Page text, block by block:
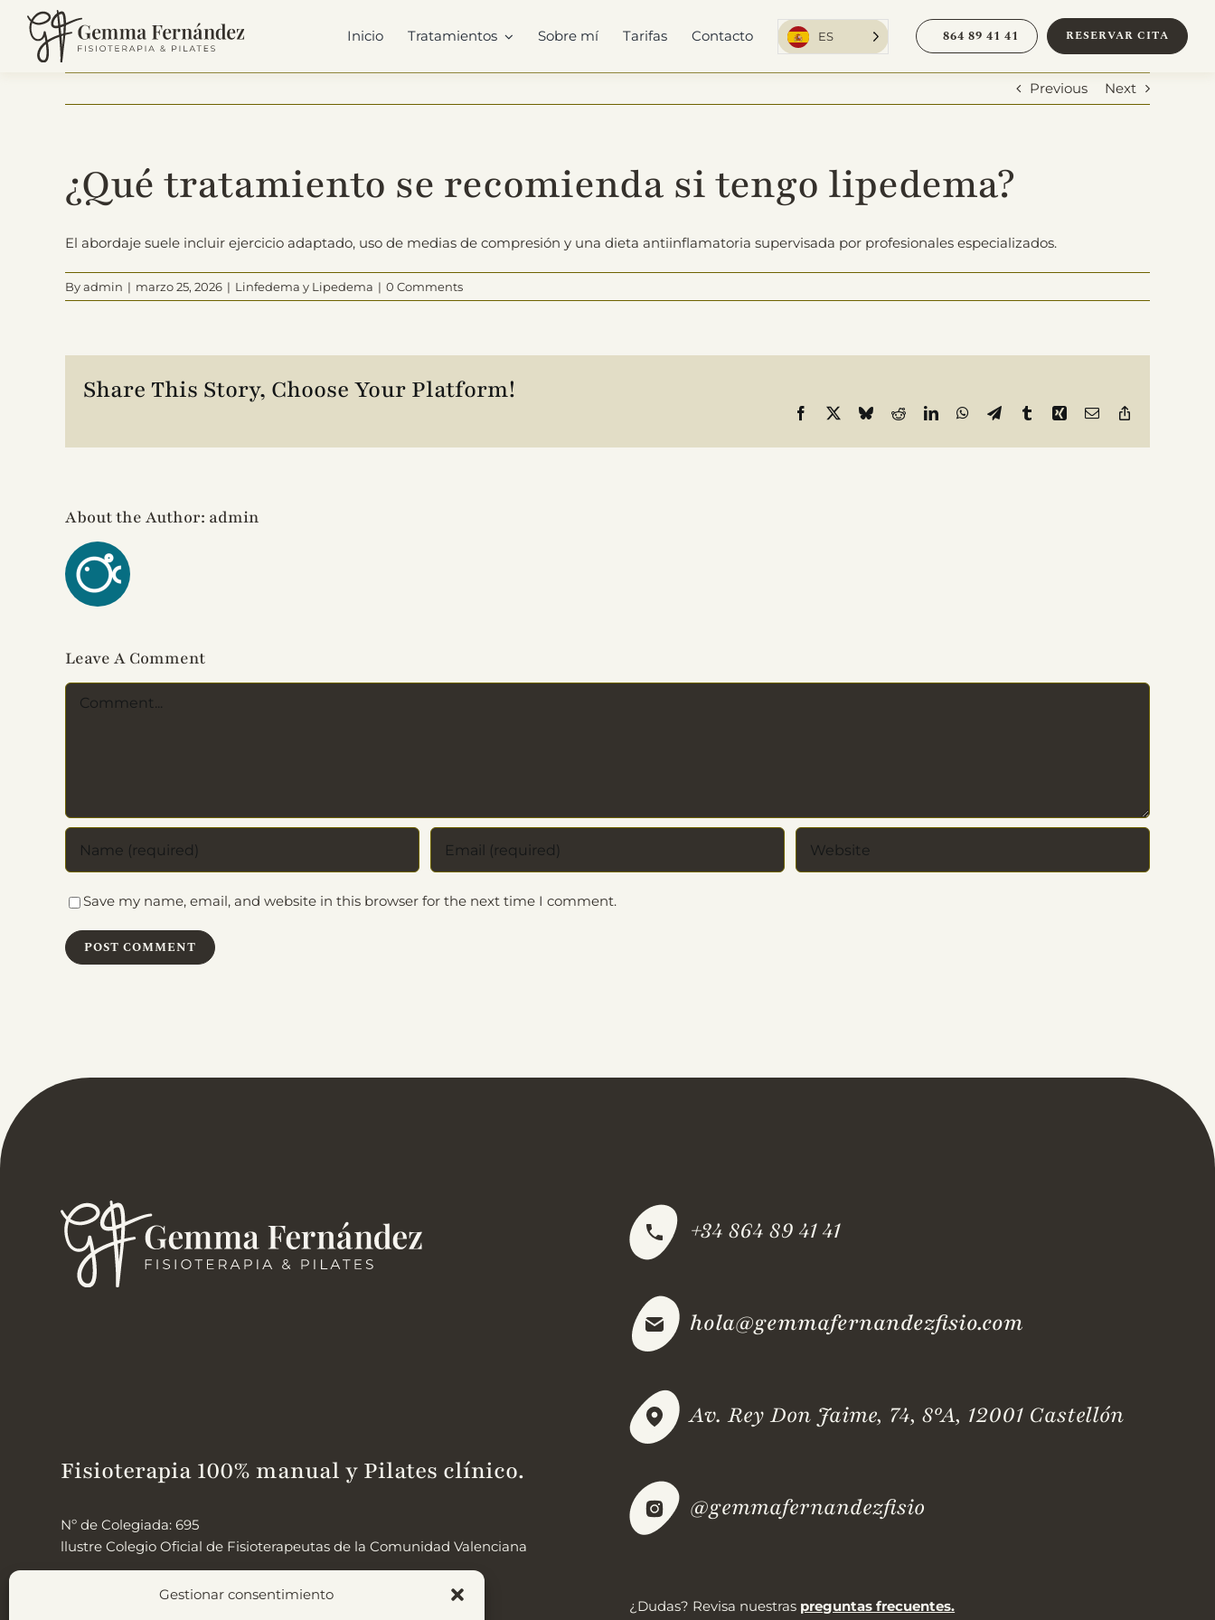
Gestionar consentimiento
content
Inicio Tratamientos Sobre mí Tarifas Contacto ES 864 89 41 41 RESERVAR CITA
Previous Next
¿Qué tratamiento se recomienda si tengo lipedema?
El abordaje suele incluir ejercicio adaptado, uso de medias de compresión y una dieta antiinflamatoria supervisada por profesionales especializados.
Byadmin | marzo 25, 2026 | Linfedema y Lipedema | 0 Comments
Share This Story, Choose Your Platform!
Facebook BlueskyRedditLinkedInWhatsApp
TelegramTumblrXing Email
About the Author: admin
Leave A Comment
Comment
Save my name, email, and website in this browser for the next time I comment.
Fisioterapia 100% manual y Pilates clínico.
Nº de Colegiada: 695
llustre Colegio Oficial de Fisioterapeutas de la Comunidad Valenciana
+34 864 89 41 41
hola@gemmafernandezfisio.com
Av. Rey Don Jaime, 74, 8ºA, 12001 Castellón
@gemmafernandezfisio
¿Dudas? Revisa nuestras preguntas frecuentes.